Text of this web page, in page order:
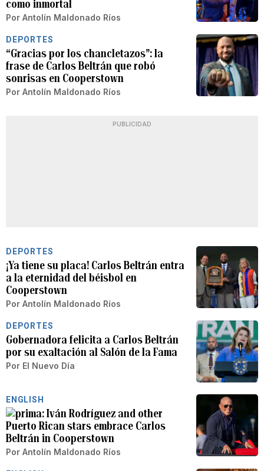
como inmortal
Por Antolín Maldonado Ríos
DEPORTES
“Gracias por los chancletazos”: la
frase de Carlos Beltrán que robó
sonrisas en Cooperstown
Por Antolín Maldonado Ríos
PUBLICIDAD
DEPORTES
¡Ya tiene su placa! Carlos Beltrán entra
a la eternidad del béisbol en
Cooperstown
Por Antolín Maldonado Ríos
DEPORTES
Gobernadora felicita a Carlos Beltrán
por su exaltación al Salón de la Fama
Por El Nuevo Día
ENGLISH
Iván Rodríguez and other
Puerto Rican stars embrace Carlos
Beltrán in Cooperstown
Por Antolín Maldonado Ríos